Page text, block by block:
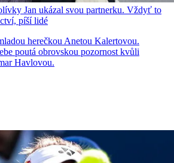
Jan ukázal svou partnerku. Vždyť to
píší lidé
herečkou Anetou Kalertovou.
poutá obrovskou pozornost kvůli
Havlovou.